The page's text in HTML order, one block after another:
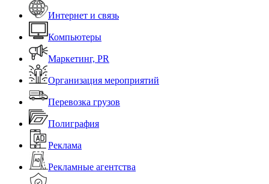
Интернет и связь
Компьютеры
Маркетинг, PR
Организация мероприятий
Перевозка грузов
Полиграфия
Реклама
Рекламные агентства